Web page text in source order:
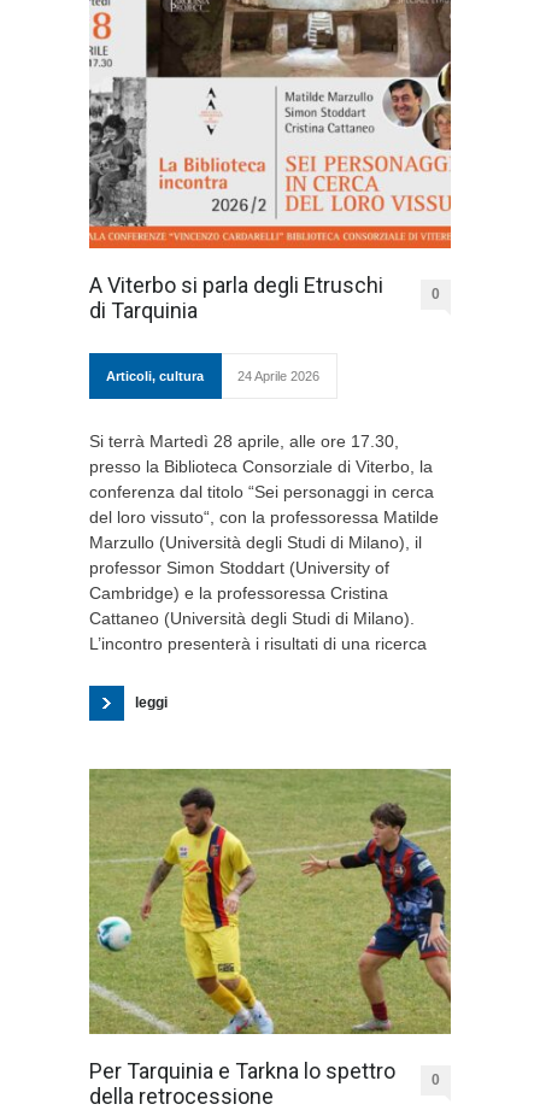
A Viterbo si parla degli Etruschi
di Tarquinia
0
Articoli, cultura 24 Aprile 2026
Si terrà Martedì 28 aprile, alle ore 17.30,
presso la Biblioteca Consorziale di Viterbo, la
conferenza dal titolo “Sei personaggi in cerca
del loro vissuto“, con la professoressa Matilde
Marzullo (Università degli Studi di Milano), il
professor Simon Stoddart (University of
Cambridge) e la professoressa Cristina
Cattaneo (Università degli Studi di Milano).
L’incontro presenterà i risultati di una ricerca
leggi
Per Tarquinia e Tarkna lo spettro
della retrocessione
0